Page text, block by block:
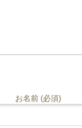
お名前 (必須)